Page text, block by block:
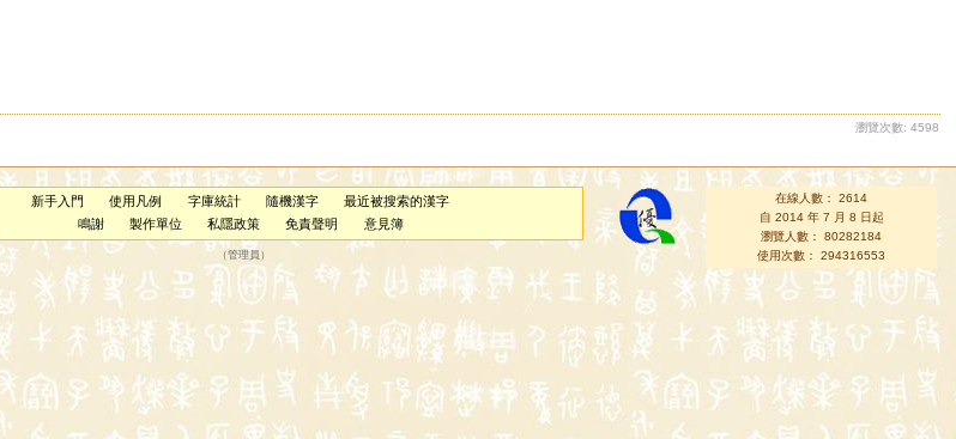
瀏覽次數: 4598
新手入門 使用凡例 字庫統計 隨機漢字
最近被搜索的漢字
鳴謝
製作單位 私隱政策 免責聲明 意見簿
（管理員 ）
在線人數： 2614
自 2014 年 7 月 8 日起
瀏覽人數： 80282184
使用次數： 294316553